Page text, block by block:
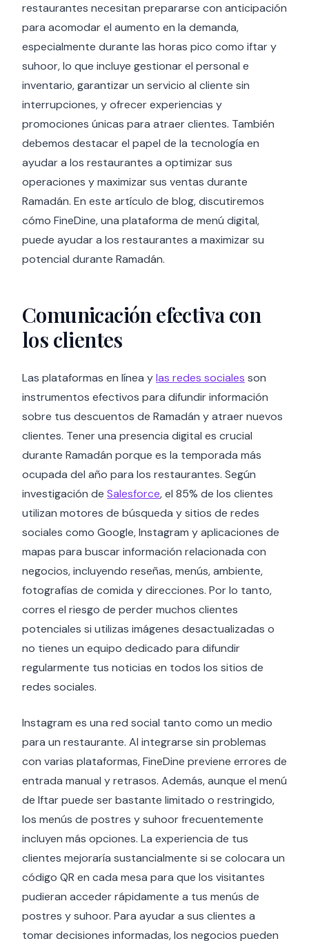
restaurantes necesitan prepararse con anticipación
para acomodar el aumento en la demanda,
especialmente durante las horas pico como iftar y
suhoor, lo que incluye gestionar el personal e
inventario, garantizar un servicio al cliente sin
interrupciones, y ofrecer experiencias y
promociones únicas para atraer clientes. También
debemos destacar el papel de la tecnología en
ayudar a los restaurantes a optimizar sus
operaciones y maximizar sus ventas durante
Ramadán. En este artículo de blog, discutiremos
cómo FineDine, una plataforma de menú digital,
puede ayudar a los restaurantes a maximizar su
potencial durante Ramadán.
Comunicación efectiva con
los clientes
Las plataformas en línea ylas redes sociales son
instrumentos efectivos para difundir información
sobre tus descuentos de Ramadán y atraer nuevos
clientes. Tener una presencia digital es crucial
durante Ramadán porque es la temporada más
ocupada del año para los restaurantes. Según
investigación de Salesforce, el 85% de los clientes
utilizan motores de búsqueda y sitios de redes
sociales como Google, Instagram y aplicaciones de
mapas para buscar información relacionada con
negocios, incluyendo reseñas, menús, ambiente,
fotografías de comida y direcciones. Por lo tanto,
corres el riesgo de perder muchos clientes
potenciales si utilizas imágenes desactualizadas o
no tienes un equipo dedicado para difundir
regularmente tus noticias en todos los sitios de
redes sociales.
Instagram es una red social tanto como un medio
para un restaurante. Al integrarse sin problemas
con varias plataformas, FineDine previene errores de
entrada manual y retrasos. Además, aunque el menú
de Iftar puede ser bastante limitado o restringido,
los menús de postres y suhoor frecuentemente
incluyen más opciones. La experiencia de tus
clientes mejoraría sustancialmente si se colocara un
código QR en cada mesa para que los visitantes
pudieran acceder rápidamente a tus menús de
postres y suhoor. Para ayudar a sus clientes a
tomar decisiones informadas, los negocios pueden